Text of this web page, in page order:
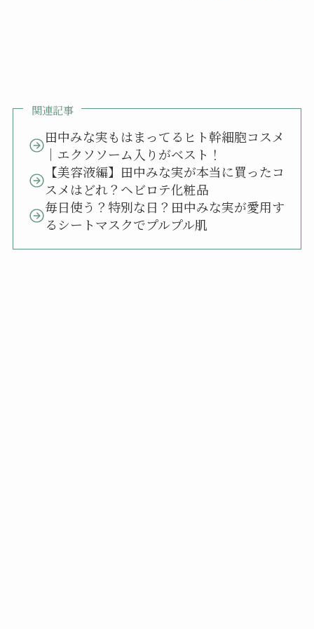
関連記事
田中みな実もはまってるヒト幹細胞コスメ
｜エクソソーム入りがベスト！
【美容液編】田中みな実が本当に買ったコ
スメはどれ？ヘビロテ化粧品
毎日使う？特別な日？田中みな実が愛用す
るシートマスクでプルプル肌